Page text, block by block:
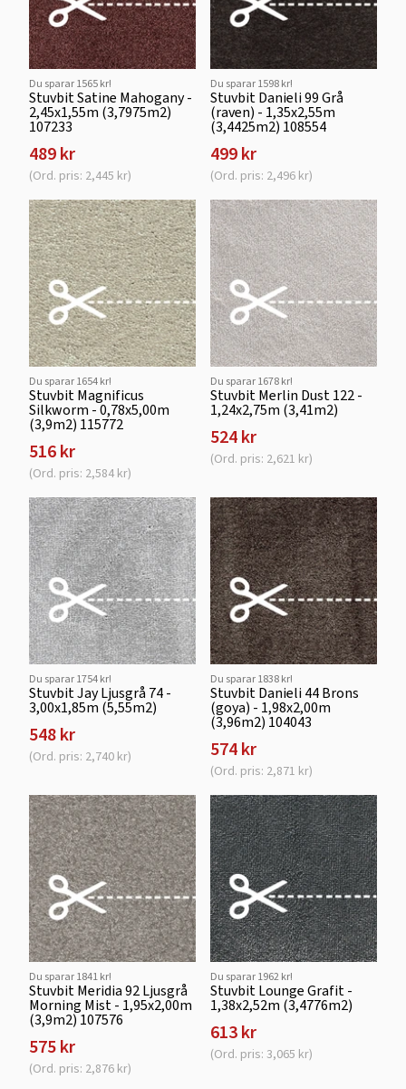
Du sparar 1565 kr!
Stuvbit Satine Mahogany -
2,45x1,55m (3,7975m2)
107233
489 kr
(Ord. pris: 2,445 kr)
Du sparar 1598 kr!
Stuvbit Danieli 99 Grå
(raven) - 1,35x2,55m
(3,4425m2) 108554
499 kr
(Ord. pris: 2,496 kr)
Du sparar 1654 kr!
Stuvbit Magnificus
Silkworm - 0,78x5,00m
(3,9m2) 115772
516 kr
(Ord. pris: 2,584 kr)
Du sparar 1678 kr!
Stuvbit Merlin Dust 122 -
1,24x2,75m (3,41m2)
524 kr
(Ord. pris: 2,621 kr)
Du sparar 1754 kr!
Stuvbit Jay Ljusgrå 74 -
3,00x1,85m (5,55m2)
548 kr
(Ord. pris: 2,740 kr)
Du sparar 1838 kr!
Stuvbit Danieli 44 Brons
(goya) - 1,98x2,00m
(3,96m2) 104043
574 kr
(Ord. pris: 2,871 kr)
Du sparar 1841 kr!
Stuvbit Meridia 92 Ljusgrå
Morning Mist - 1,95x2,00m
(3,9m2) 107576
575 kr
(Ord. pris: 2,876 kr)
Du sparar 1962 kr!
Stuvbit Lounge Grafit -
1,38x2,52m (3,4776m2)
613 kr
(Ord. pris: 3,065 kr)